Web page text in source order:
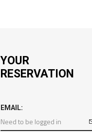
YOUR
RESERVATION
EMAIL: